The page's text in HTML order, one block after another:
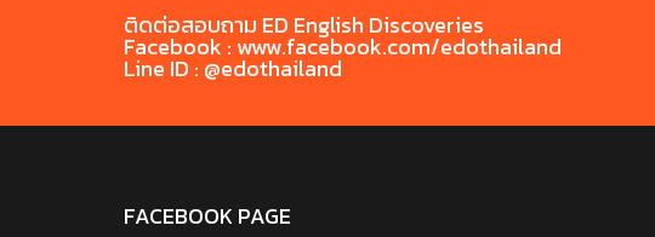
ติดต่อสอบถาม ED English Discoveries
Facebook : www.facebook.com/edothailand
Line ID : @edothailand
FACEBOOK PAGE